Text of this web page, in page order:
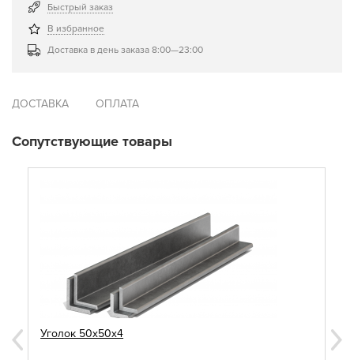
Быстрый заказ
В избранное
Доставка в день заказа 8:00—23:00
ДОСТАВКА ОПЛАТА
Сопутствующие товары
Уголок 50х50х4